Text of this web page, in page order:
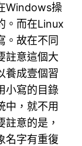
Windows操
。而在Linux
。故在不同
註意這個大
養成壹個習
小寫的目錄
中，就不用
意的是，
名字有重復